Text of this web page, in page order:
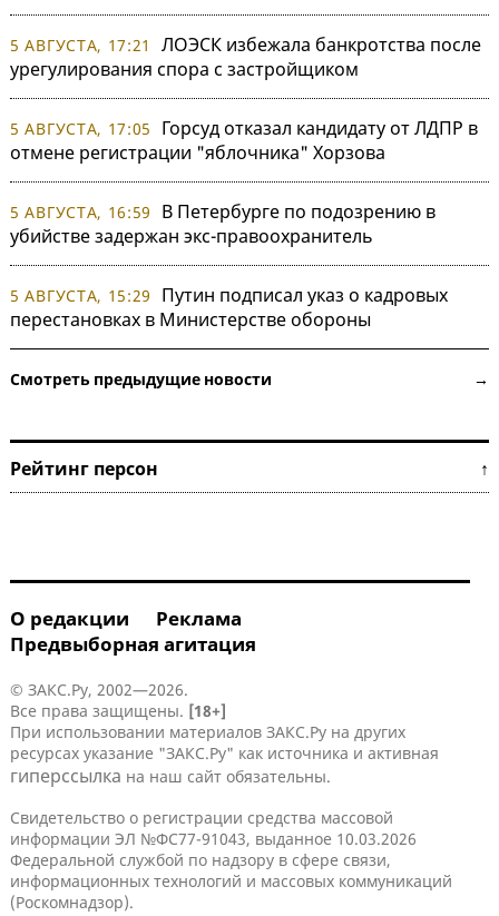
5 АВГУСТА, 17:21
ЛОЭСК избежала банкротства после
урегулирования спора с застройщиком
5 АВГУСТА, 17:05
Горсуд отказал кандидату от ЛДПР в
отмене регистрации "яблочника" Хорзова
5 АВГУСТА, 16:59
В Петербурге по подозрению в
убийстве задержан экс-правоохранитель
5 АВГУСТА, 15:29
Путин подписал указ о кадровых
перестановках в Министерстве обороны
Смотреть предыдущие новости →
Рейтинг персон ↑
О редакции
Реклама
Предвыборная агитация
© ЗАКС.Ру, 2002—2026.
Все права защищены. [18+]
При использовании материалов ЗАКС.Ру на других
ресурсах указание "ЗАКС.Ру" как источника и активная
гиперссылка на наш сайт обязательны.
Свидетельство о регистрации средства массовой
информации ЭЛ №ФС77-91043, выданное 10.03.2026
Федеральной службой по надзору в сфере связи,
информационных технологий и массовых коммуникаций
(Роскомнадзор).